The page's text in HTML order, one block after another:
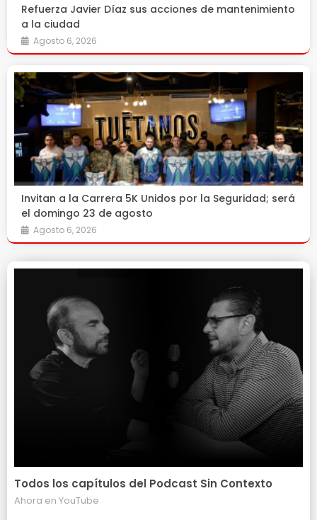
Refuerza Javier Díaz sus acciones de mantenimiento
a la ciudad
Agosto 6, 2026
Invitan a la Carrera 5K Unidos por la Seguridad; será
el domingo 23 de agosto
Agosto 6, 2026
Todos los capítulos del Podcast Sin Contexto
Ahora en YouTube